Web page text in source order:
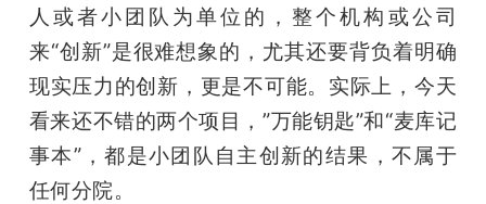
人或者小团队为单位的，整个机构或公司
来“创新”是很难想象的，尤其还要背负着明确
现实压力的创新，更是不可能。实际上，今天
看来还不错的两个项目，”万能钥匙”和“麦库记
事本”，都是小团队自主创新的结果，不属于
任何分院。